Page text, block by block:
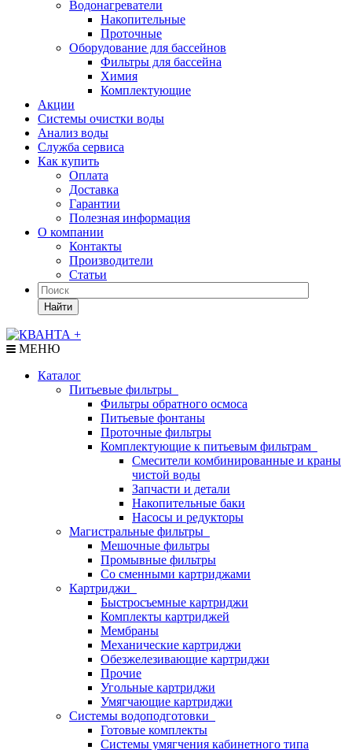
Водонагреватели
Накопительные
Проточные
Оборудование для бассейнов
Фильтры для бассейна
Химия
Комплектующие
Акции
Системы очистки воды
Анализ воды
Служба сервиса
Как купить
Оплата
Доставка
Гарантии
Полезная информация
О компании
Контакты
Производители
Статьи
Найти
МЕНЮ
Каталог
Питьевые фильтры
Фильтры обратного осмоса
Питьевые фонтаны
Проточные фильтры
Комплектующие к питьевым фильтрам
Смесители комбинированные и краны
чистой воды
Запчасти и детали
Накопительные баки
Насосы и редукторы
Магистральные фильтры
Мешочные фильтры
Промывные фильтры
Со сменными картриджами
Картриджи
Быстросъемные картриджи
Комплекты картриджей
Мембраны
Механические картриджи
Обезжелезивающие картриджи
Прочие
Угольные картриджи
Умягчающие картриджи
Системы водоподготовки
Готовые комплекты
Системы умягчения кабинетного типа